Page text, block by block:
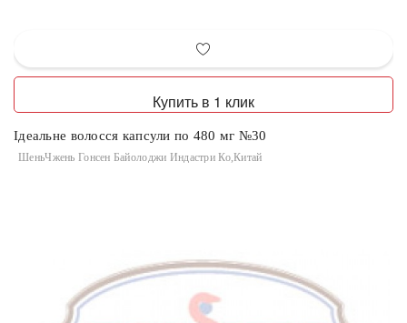
Купить в 1 клик
Ідеальне волосся капсули по 480 мг №30
ШеньЧжень Гонсен Байолоджи Индастри Ко,Китай